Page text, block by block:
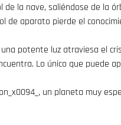
de la nave, saliéndose de la
de aparato pierde el
potente luz atraviesa el
Lo único que puede
un planeta muy